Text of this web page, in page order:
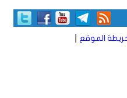
الموقع